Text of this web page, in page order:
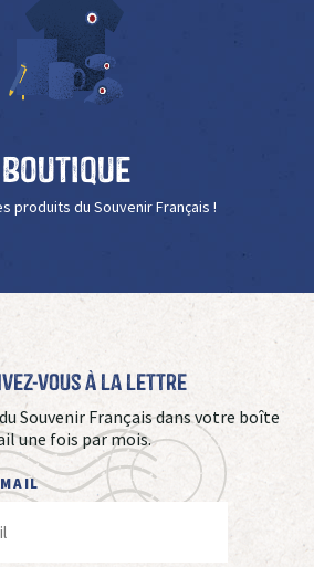
Boutique
produits du Souvenir Français !
vous à La Lettre
Souvenir Français dans votre boîte
une fois par mois.